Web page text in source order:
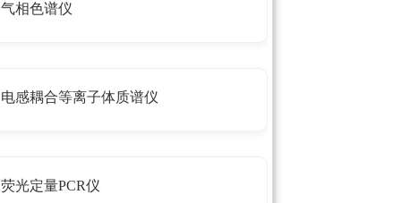
气相色谱仪
电感耦合等离子体质谱仪
荧光定量PCR仪